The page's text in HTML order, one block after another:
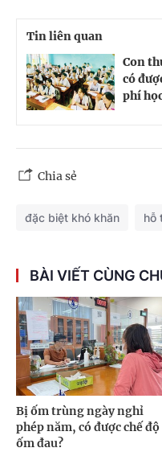
Tin liên quan
Con
có
phí
Chia sẻ
đặc biệt khó khăn hỗ
BÀI VIẾT CÙNG
Bị ốm trùng ngày nghỉ
phép năm, có được chế độ
ốm đau?